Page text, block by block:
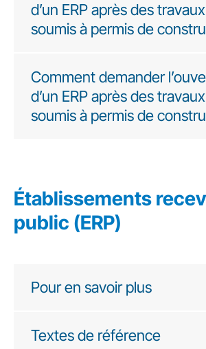
d’un ERP après des travaux
soumis à permis de
Comment demander
d’un ERP après des
soumis à permis de
Établissements
public (ERP)
Pour en savoir plus
Textes de référence